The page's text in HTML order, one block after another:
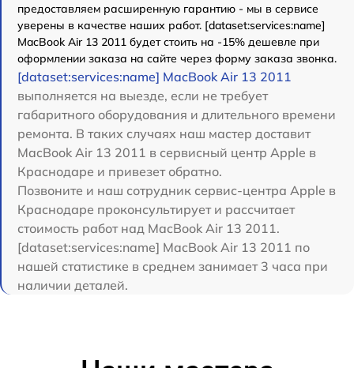
предоставляем расширенную гарантию - мы в сервисе
уверены в качестве наших работ. [dataset:services:name]
MacBook Air 13 2011 будет стоить на -15% дешевле при
оформлении заказа на сайте через форму заказа звонка.
[dataset:services:name] MacBook Air 13 2011
выполняется на выезде, если не требует
габаритного оборудования и длительного времени
ремонта. В таких случаях наш мастер доставит
MacBook Air 13 2011 в сервисный центр Apple в
Краснодаре и привезет обратно.
Позвоните и наш сотрудник сервис-центра Apple в
Краснодаре проконсультирует и рассчитает
стоимость работ над MacBook Air 13 2011.
[dataset:services:name] MacBook Air 13 2011 по
нашей статистике в среднем занимает 3 часа при
наличии деталей.